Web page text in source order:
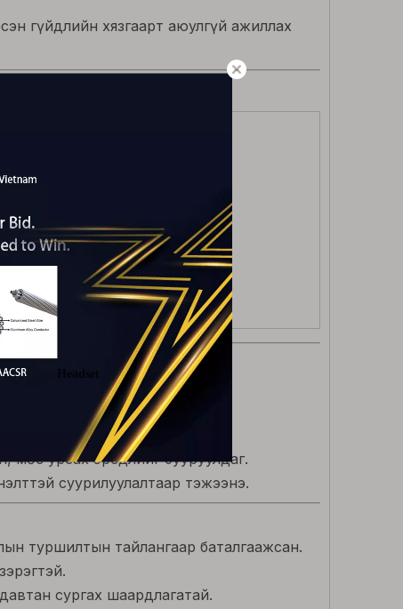
гүйдлийн хязгаарт аюулгүй ажиллах
төмөр зам
хангамж.
мөс урсах эрсдлийг бууруулдаг.
суурилуулалтаар тэжээнэ.
туршилтын тайлангаар баталгаажсан.
сургах шаардлагатай.